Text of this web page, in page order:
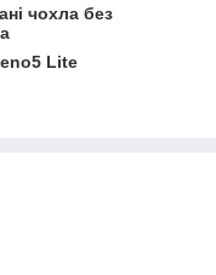
чохла без
Lite